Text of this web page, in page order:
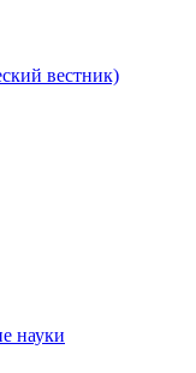
вестник)
науки